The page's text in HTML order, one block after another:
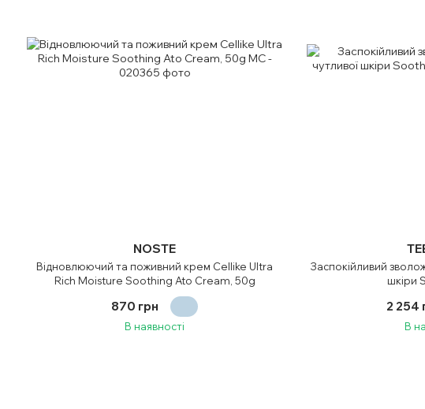
NOSTE
Відновлюючий та поживний крем Сellike Ultra
Rich Moisture Soothing Ato Cream, 50g
870 грн
В наявності
Заспокійливий
шкіри
2 254
В